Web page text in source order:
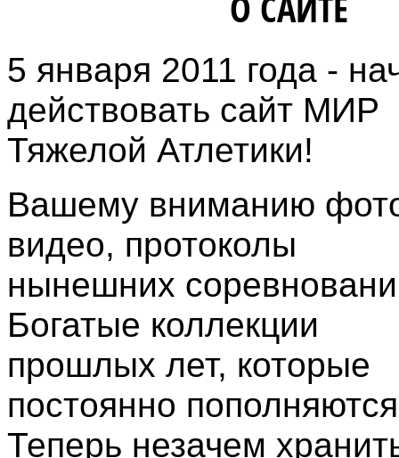
5 января 2011 года -
действовать сайт МИР
Тяжелой Атлетики!
Вашему вниманию
видео, протоколы
нынешних
Богатые коллекции
прошлых лет, которые
постоянно
Теперь незачем